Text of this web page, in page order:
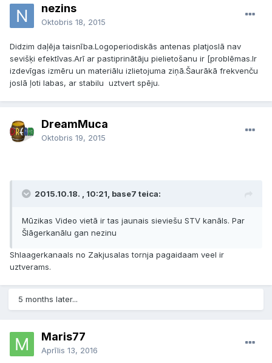
nezins
Oktobris 18, 2015
Didzim daļēja taisnība.Logoperiodiskās antenas platjoslā nav
sevišķi efektīvas.Arī ar pastiprinātāju pielietošanu ir [problēmas.Ir
izdevīgas izmēru un materiālu izlietojuma ziņā.Šaurākā frekvenču
joslā ļoti labas, ar stabilu uztvert spēju.
DreamMuca
Oktobris 19, 2015
2015.10.18. , 10:21, base7 teica:
Mūzikas Video vietā ir tas jaunais sieviešu STV kanāls. Par
Šlāgerkanālu gan nezinu
Shlaagerkanaals no Zakjusalas tornja pagaidaam veel ir
uztverams.
5 months later...
Maris77
Aprīlis 13, 2016